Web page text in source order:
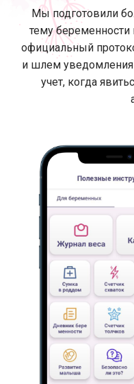
Мы подготовили
тему
официальный
и шлем уведомления
учет, когда